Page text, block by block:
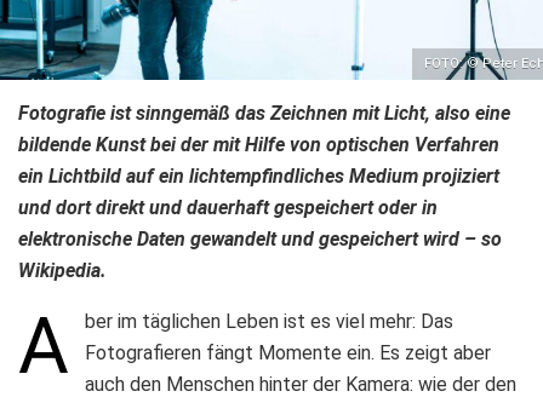
FOTO: © Peter
Fotografie ist sinngemäß das Zeichnen mit Licht, also eine
bildende Kunst bei der mit Hilfe von optischen Verfahren
ein Lichtbild auf ein lichtempfindliches Medium projiziert
und dort direkt und dauerhaft gespeichert oder in
elektronische Daten gewandelt und gespeichert wird – so
Wikipedia.
A
ber im täglichen Leben ist es viel mehr: Das
Fotografieren fängt Momente ein. Es zeigt aber
auch den Menschen hinter der Kamera: wie der den